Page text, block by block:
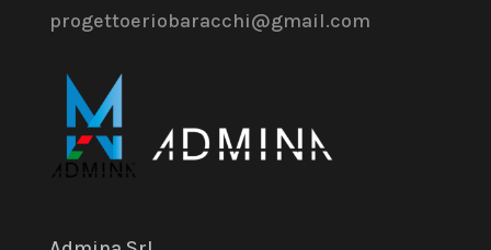
progettoeriobaracchi@gmail.com